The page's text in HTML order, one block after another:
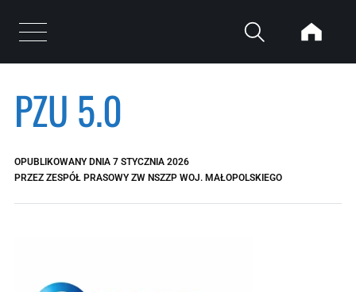
Otwórz menu
PZU 5.0
OPUBLIKOWANY DNIA 7 STYCZNIA 2026
PRZEZ ZESPÓŁ PRASOWY ZW NSZZP WOJ. MAŁOPOLSKIEGO